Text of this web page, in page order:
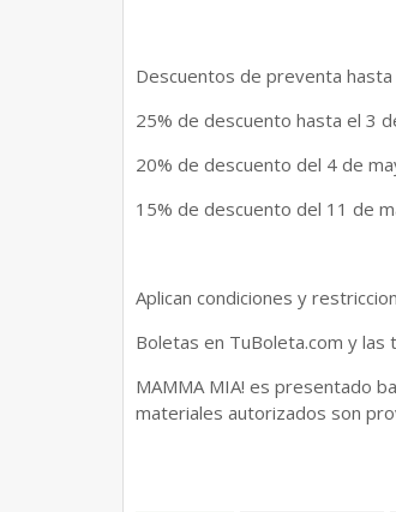
Descuentos de preventa
25% de descuento hasta el 3
20% de descuento del 4 de
15% de descuento del 11 de
Aplican condiciones y
Boletas en TuBoleta.com y
MAMMA MIA! es presentado
materiales autorizados son